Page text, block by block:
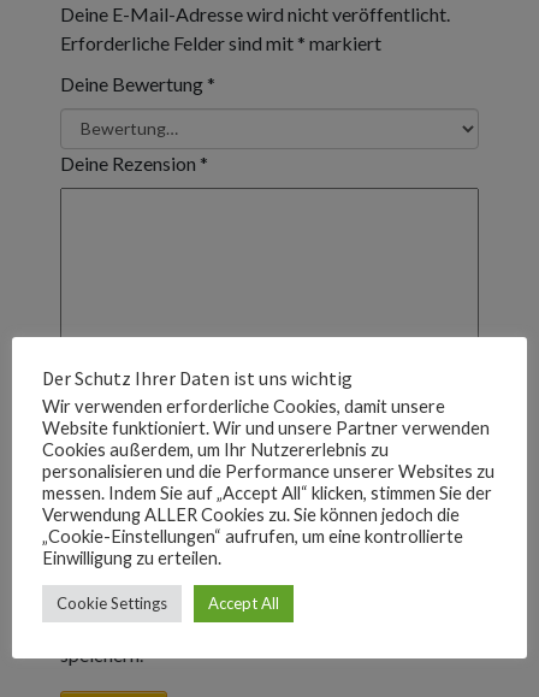
Deine E-Mail-Adresse wird nicht veröffentlicht.
Erforderliche Felder sind mit * markiert
Deine Bewertung *
Deine Rezension *
Name*
E-Mail*
Name, E-Mail-Adresse und Website in diesem
Browser für meinen nächsten Kommentar
speichern.
Der Schutz Ihrer Daten ist uns wichtig
Wir verwenden erforderliche Cookies, damit unsere
Website funktioniert. Wir und unsere Partner verwenden
Cookies außerdem, um Ihr Nutzererlebnis zu
personalisieren und die Performance unserer Websites zu
messen. Indem Sie auf „Accept All“ klicken, stimmen Sie der
Verwendung ALLER Cookies zu. Sie können jedoch die
„Cookie-Einstellungen“ aufrufen, um eine kontrollierte
Einwilligung zu erteilen.
Cookie Settings Accept All